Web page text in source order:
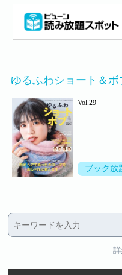
ゆるふわショート＆
Vol.29
ブック放